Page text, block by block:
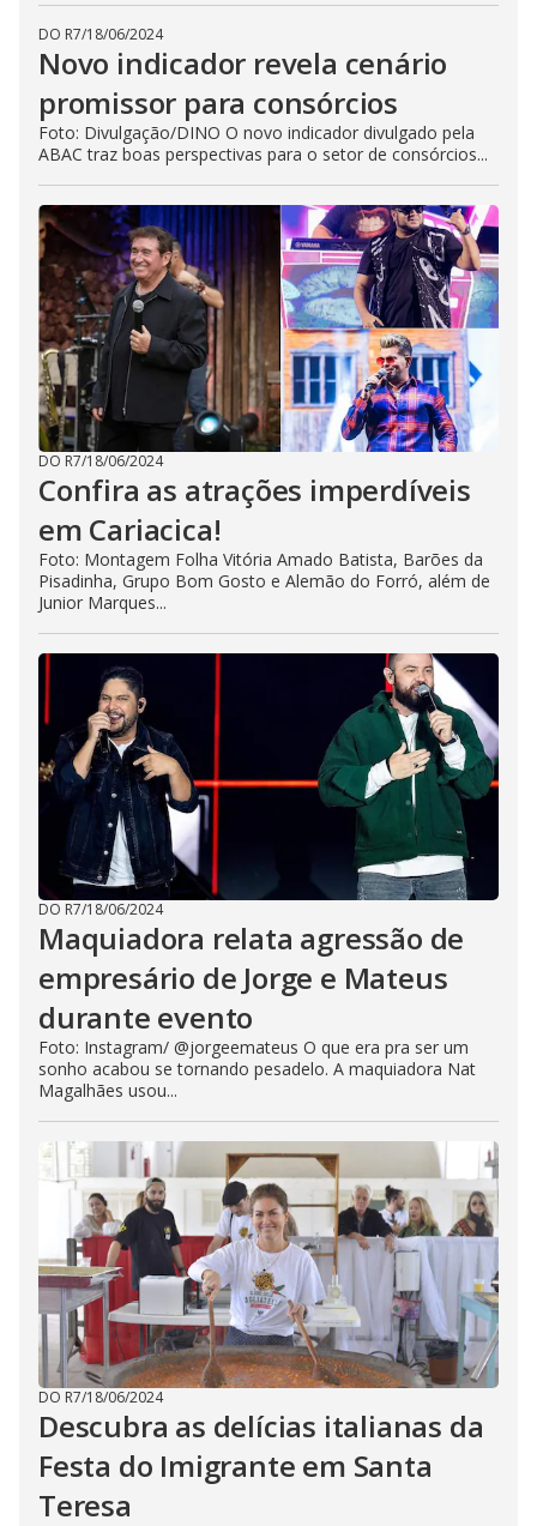
DO R7/18/06/2024
Novo indicador revela cenário
promissor para consórcios
Foto: Divulgação/DINO O novo indicador divulgado pela
ABAC traz boas perspectivas para o setor de consórcios...
DO R7/18/06/2024
Confira as atrações imperdíveis
em Cariacica!
Foto: Montagem Folha Vitória Amado Batista, Barões da
Pisadinha, Grupo Bom Gosto e Alemão do Forró, além de
Junior Marques...
DO R7/18/06/2024
Maquiadora relata agressão de
empresário de Jorge e Mateus
durante evento
Foto: Instagram/ @jorgeemateus O que era pra ser um
sonho acabou se tornando pesadelo. A maquiadora Nat
Magalhães usou...
DO R7/18/06/2024
Descubra as delícias italianas da
Festa do Imigrante em Santa
Teresa